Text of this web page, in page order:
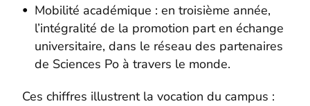
Mobilité académique : en troisième année,
l’intégralité de la promotion part en échange
universitaire, dans le réseau des partenaires
de Sciences Po à travers le monde.
Ces chiffres illustrent la vocation du campus :